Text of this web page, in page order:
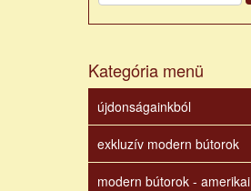
Kategória menü
újdonságainkból
exkluzív modern bútorok
modern bútorok - amerikai